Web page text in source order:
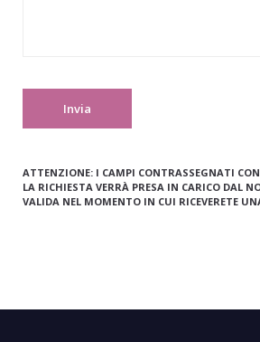
ATTENZIONE: I CAMPI CONTRASSEGNATI CON
LA RICHIESTA VERRÀ PRESA IN CARICO DAL
VALIDA NEL MOMENTO IN CUI RICEVERETE